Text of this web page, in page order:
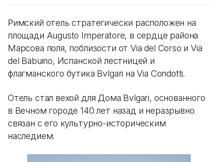
Римский отель стратегически расположен на
площади Augusto Imperatore, в сердце района
Марсова поля, поблизости от Via del Corso и Via
del Babuino, Испанской лестницей и
флагманского бутика Bvlgari на Via Condotti.
Отель стал вехой для Дома Bvlgari, основанного
в Вечном городе 140 лет назад и неразрывно
связан с его культурно-историческим
наследием.